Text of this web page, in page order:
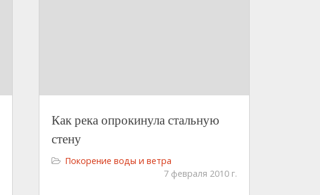
Как река опрокинула стальную
стену
Покорение воды и ветра
7 февраля 2010 г.